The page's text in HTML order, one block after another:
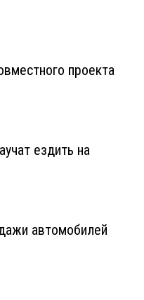
проекта
ездить на
автомобилей